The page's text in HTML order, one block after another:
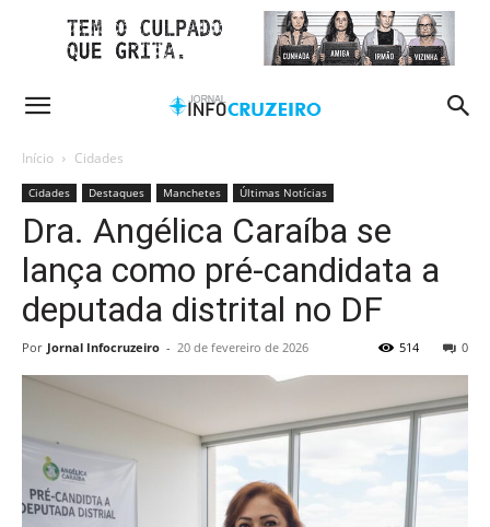
Início Cidades
Cidades Destaques Manchetes Últimas Notícias
Dra. Angélica Caraíba se
lança como pré-candidata a
deputada distrital no DF
Por Jornal Infocruzeiro - 20 de fevereiro de 2026 0
514